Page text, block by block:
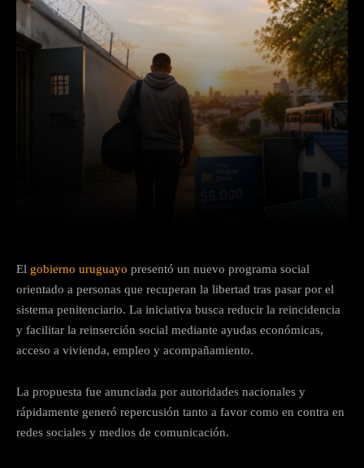
El gobierno uruguayo presentó un nuevo programa social
orientado a personas que recuperan la libertad tras pasar por el
sistema penitenciario. La iniciativa busca reducir la reincidencia
y facilitar la reinserción social mediante ayudas económicas,
acceso a vivienda, empleo y acompañamiento.
La propuesta fue anunciada por autoridades nacionales y
rápidamente generó repercusión tanto a favor como en contra en
redes sociales y medios de comunicación.